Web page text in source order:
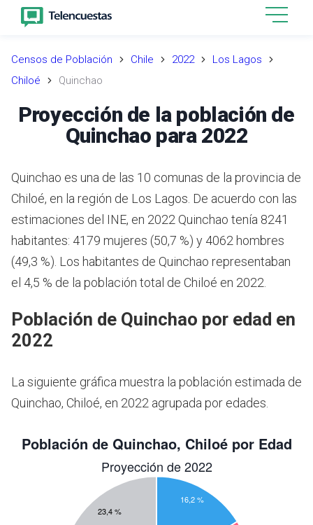
Censos de Población Chile 2022
Los Lagos
Chiloé
Quinchao
Proyección de la población de
Quinchao para 2022
Quinchao es una de las 10 comunas de la provincia de
Chiloé, en la región de Los Lagos. De acuerdo con las
estimaciones del INE, en 2022 Quinchao tenía 8241
habitantes: 4179 mujeres (50,7 %) y 4062 hombres
(49,3 %). Los habitantes de Quinchao representaban
el 4,5 % de la población total de Chiloé en 2022.
Población de Quinchao por edad en
2022
La siguiente gráfica muestra la población estimada de
Quinchao, Chiloé, en 2022 agrupada por edades.